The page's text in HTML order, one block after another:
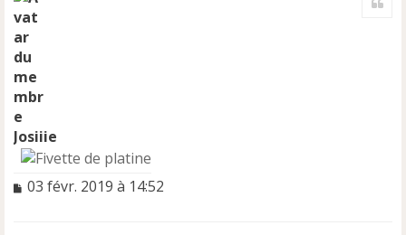
Josiiie
M
03 févr. 2019 à 14:52